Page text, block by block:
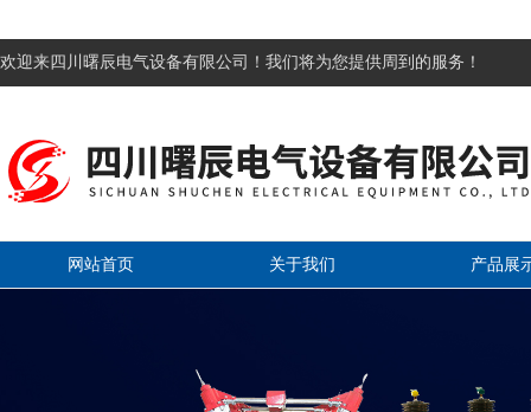
欢迎来四川曙辰电气设备有限公司！我们将为您提供周到的服务！
网站首页 关于我们 产品展